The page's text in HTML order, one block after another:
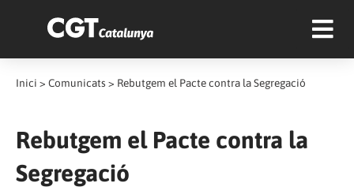
Inici > Comunicats > Rebutgem el Pacte contra la Segregació
Rebutgem el Pacte contra la
Segregació